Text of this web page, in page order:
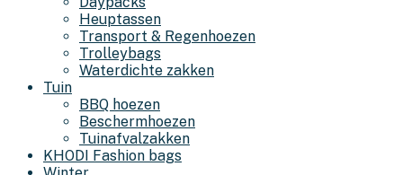
Heuptassen
Transport & Regenhoezen
Trolleybags
Waterdichte zakken
Tuin
BBQ hoezen
Beschermhoezen
Tuinafvalzakken
KHODI Fashion bags